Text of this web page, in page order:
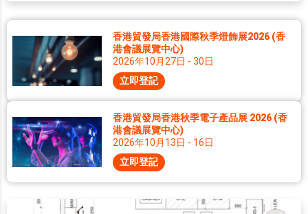
香港貿發局香港國際秋季燈飾展2026 (香
港會議展覽中心)
2026年10月27日 - 30日
立即登記
香港貿發局香港秋季電子產品展 2026 (香
港會議展覽中心)
2026年10月13日 - 16日
立即登記